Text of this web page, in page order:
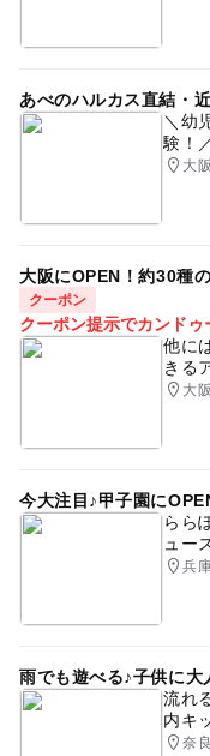
あべのハルカス直結・
＼幼
験！
大
大阪にOPEN！約30種
クーポン
クーポン提示でカンドゥ
他に
きる
大
今大注目♪甲子園に
らら
ュー
兵
雨でも遊べる♪子供に
流れ
内キ
奈